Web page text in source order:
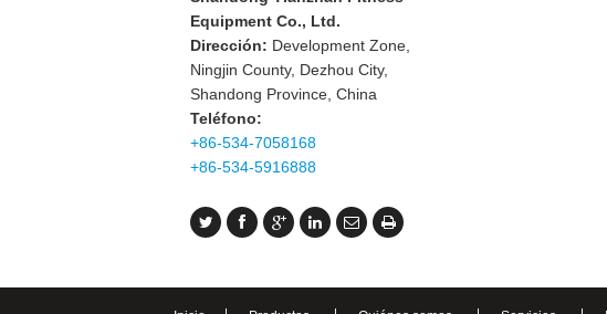
Equipment Co., Ltd.
Dirección: Development Zone,
Ningjin County, Dezhou City,
Shandong Province, China
Teléfono:
+86-534-7058168
+86-534-5916888